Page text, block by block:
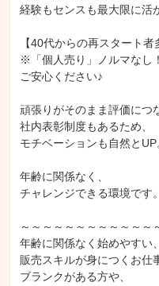
経験もセンスも最大限に活
【40代からの再スタート者
※「個人売り」ノルマなし！
ご安心ください♪
頑張りがそのまま評価につ
社内表彰制度もあるため、
モチベーションも自然とUP
年齢に関係なく、
チャレンジできる環境です。
～～～～～～～～～～～～
年齢に関係なく始めやすい、
販売スキルが身につくお仕
ブランクがある方や、